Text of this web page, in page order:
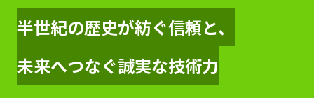
半世紀の歴史が紡ぐ信頼と、
未来へつなぐ誠実な技術力